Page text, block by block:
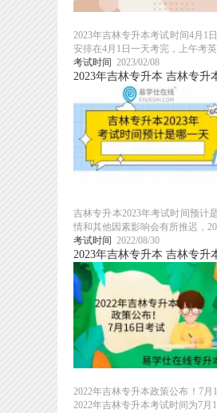
2023年吉林专升本考试时间4月1
安排在4月1日一天考完，上午考
考试时间 2023/02/08
2023年吉林专升本 吉林专升
吉林专升本2023年考试时间预计
情和其他因素影响会有所推迟，
考试时间 2022/08/30
2023年吉林专升本 吉林专升
2022年吉林专升本政策公布！7
2022年吉林专升本考试时间为7月